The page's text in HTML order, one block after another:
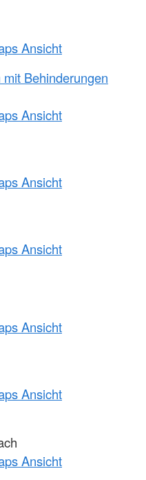
Ansicht
Behinderungen
Ansicht
Ansicht
Ansicht
Ansicht
Ansicht
Ansicht